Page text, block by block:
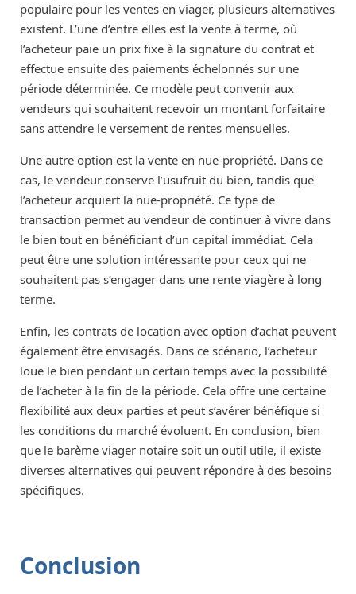
populaire pour les ventes en viager, plusieurs alternatives
existent. L’une d’entre elles est la vente à terme, où
l’acheteur paie un prix fixe à la signature du contrat et
effectue ensuite des paiements échelonnés sur une
période déterminée. Ce modèle peut convenir aux
vendeurs qui souhaitent recevoir un montant forfaitaire
sans attendre le versement de rentes mensuelles.
Une autre option est la vente en nue-propriété. Dans ce
cas, le vendeur conserve l’usufruit du bien, tandis que
l’acheteur acquiert la nue-propriété. Ce type de
transaction permet au vendeur de continuer à vivre dans
le bien tout en bénéficiant d’un capital immédiat. Cela
peut être une solution intéressante pour ceux qui ne
souhaitent pas s’engager dans une rente viagère à long
terme.
Enfin, les contrats de location avec option d’achat peuvent
également être envisagés. Dans ce scénario, l’acheteur
loue le bien pendant un certain temps avec la possibilité
de l’acheter à la fin de la période. Cela offre une certaine
flexibilité aux deux parties et peut s’avérer bénéfique si
les conditions du marché évoluent. En conclusion, bien
que le barème viager notaire soit un outil utile, il existe
diverses alternatives qui peuvent répondre à des besoins
spécifiques.
Conclusion